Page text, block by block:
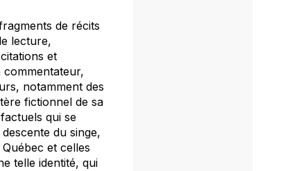
de récits
lecture,
et
commentateur,
notamment des
fictionnel de sa
qui se
descente du singe,
et celles
telle identité, qui